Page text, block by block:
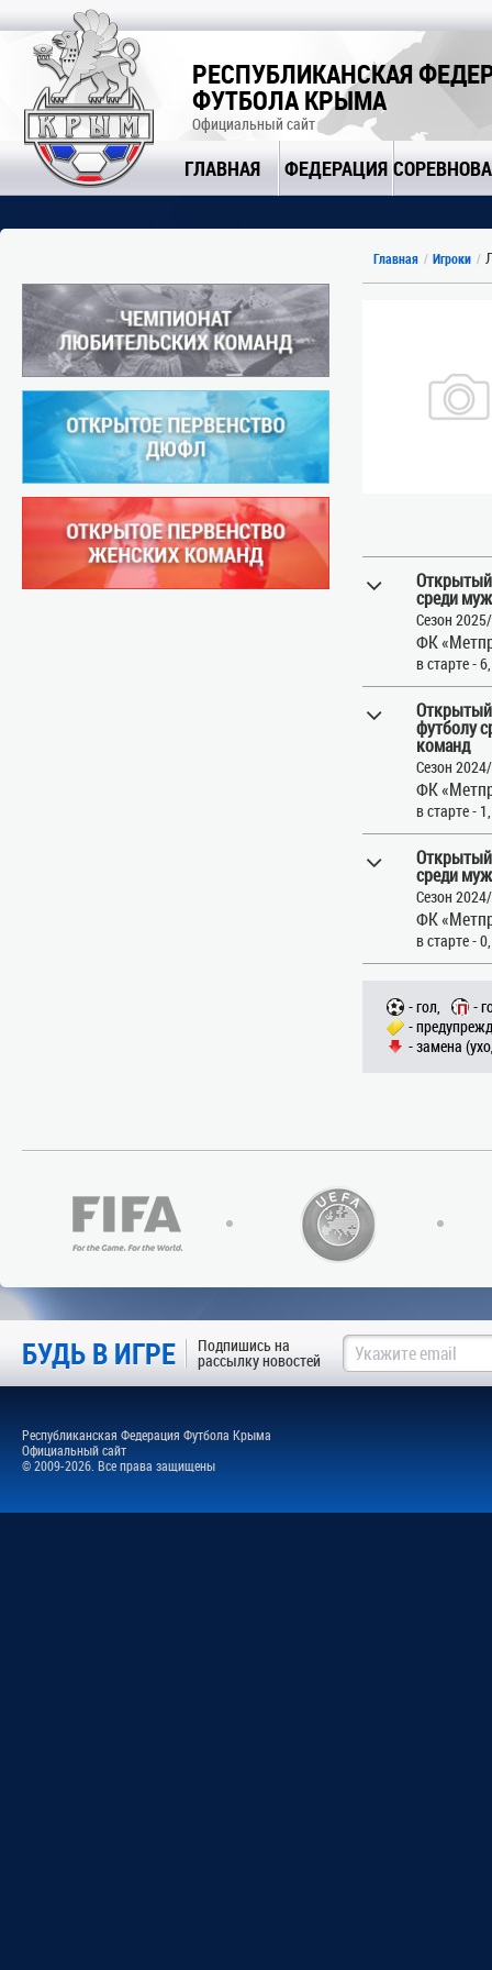
РЕСПУБЛИКАНСКАЯ
ФУТБОЛА КРЫМА
Официальный сайт
ГЛАВНАЯ ФЕДЕРАЦИЯ
Главная Игроки
среди
Сезон
ФК
в старте -
футболу
команд
Сезон
ФК
в старте -
среди
Сезон
ФК
в старте -
- гол,
-
-
- замена
БУДЬ В ИГРЕ Подпишись на
рассылку новостей
Республиканская Федерация Футбола Крыма
Официальный сайт
© 2009-2026. Все права защищены